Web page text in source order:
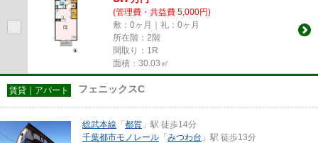
(管理費・共益費 5,000円)
敷：0ヶ月｜礼：0ヶ月
所在階：2階
間取り：1R
面積：30.03㎡
賃貸｜アパート フェニックスC
総武本線 「 都賀 」駅 徒歩14分
千葉都市モノレール 「 みつわ台 」駅 徒歩13分